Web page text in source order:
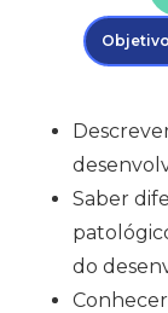
Saber
do